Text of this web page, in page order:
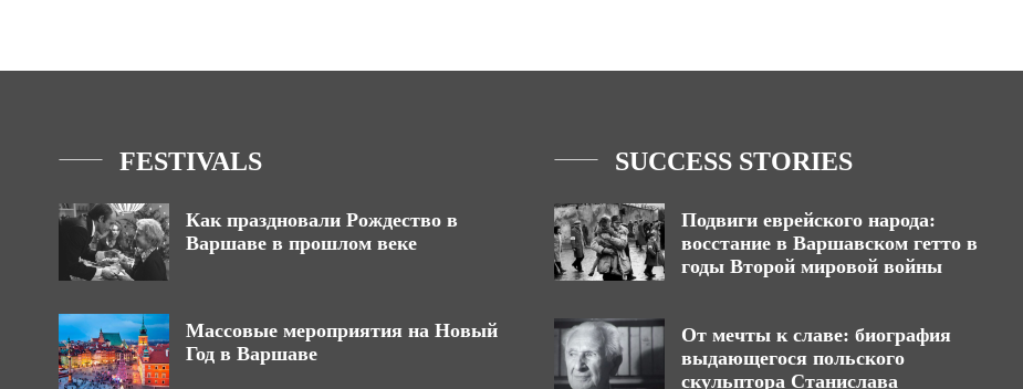
FESTIVALS
Как праздновали Рождество в
Варшаве в прошлом веке
Массовые мероприятия на Новый
Год в Варшаве
SUCCESS STORIES
Подвиги еврейского народа:
восстание в Варшавском гетто в
годы Второй мировой войны
От мечты к славе: биография
выдающегося польского
скульптора Станислава